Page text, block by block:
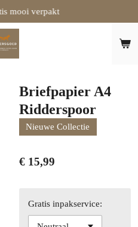
mooi verpakt
Briefpapier A4
Ridderspoor
Nieuwe Collectie
€ 15,99
Gratis inpakservice: